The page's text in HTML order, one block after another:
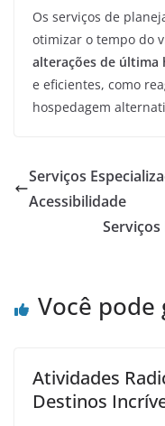
Os serviços de
otimizar o tempo do
alterações de última
e eficientes, como
hospedagem
Serviços
Acessibilidade
Serviços
Você
Atividades
Destinos